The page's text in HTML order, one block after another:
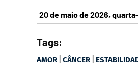
20 de maio de 2026,
Tags:
AMOR | CÂNCER |